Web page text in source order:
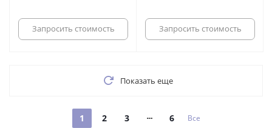
Запросить стоимость Запросить стоимость
Показать еще
1 2 3 6 Все